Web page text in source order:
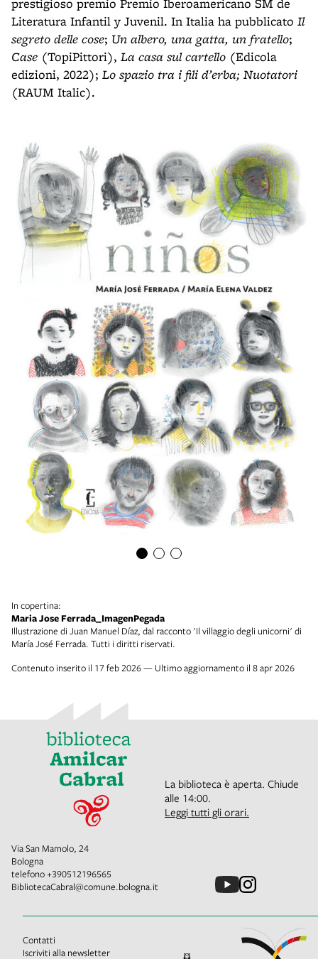
Literatura Infantil y Juvenil. In Italia ha pubblicato Il
segreto delle cose; Un albero, una gatta, un fratello;
Case (TopiPittori), La casa sul cartello (Edicola
edizioni, 2022); Lo spazio tra i fili d’erba; Nuotatori
(RAUM Italic).
In copertina:
Maria Jose Ferrada_ImagenPegada
Illustrazione di Juan Manuel Díaz, dal racconto 'Il villaggio degli unicorni' di
María José Ferrada. Tutti i diritti riservati.
Contenuto inserito il 17 feb 2026 — Ultimo aggiornamento il 8 apr 2026
La biblioteca è aperta. Chiude
alle 14:00.
Leggi tutti gli orari.
Via San Mamolo, 24
Bologna
telefono+390512196565
BibliotecaCabral@comune.bologna.it
Contatti
Iscriviti alla newsletter